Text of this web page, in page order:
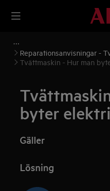
Reparationsanvisningar -
torktumlare
Tvättmaskin - Hur man
byter
Gäller
Lösning